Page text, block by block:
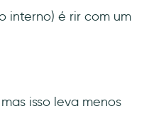
interno) é rir com um
isso leva menos